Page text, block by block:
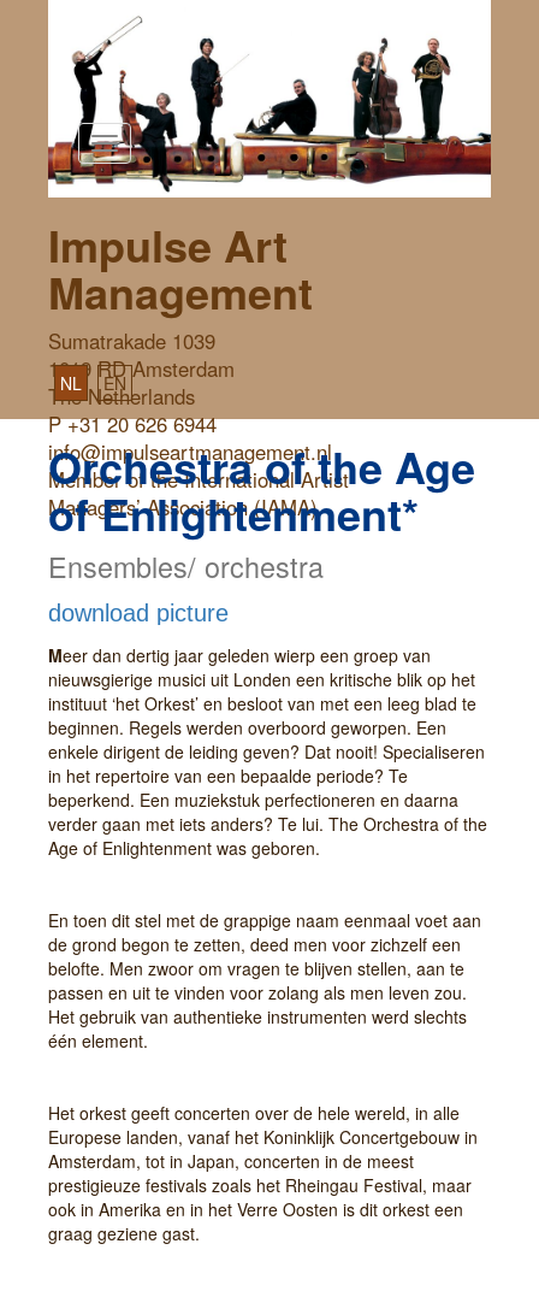
Toggle
navigation
Impulse Art
Management
Sumatrakade 1039
1019 RD Amsterdam
The Netherlands
P +31 20 626 6944
info@impulseartmanagement.nl
Member of the International Artist
Managers’ Association (IAMA)
NL EN
Orchestra of the Age
of Enlightenment*
Ensembles/ orchestra
download picture
Meer dan dertig jaar geleden wierp een groep van
nieuwsgierige musici uit Londen een kritische blik op het
instituut ‘het Orkest’ en besloot van met een leeg blad te
beginnen. Regels werden overboord geworpen. Een
enkele dirigent de leiding geven? Dat nooit! Specialiseren
in het repertoire van een bepaalde periode? Te
beperkend. Een muziekstuk perfectioneren en daarna
verder gaan met iets anders? Te lui. The Orchestra of the
Age of Enlightenment was geboren.
En toen dit stel met de grappige naam eenmaal voet aan
de grond begon te zetten, deed men voor zichzelf een
belofte. Men zwoor om vragen te blijven stellen, aan te
passen en uit te vinden voor zolang als men leven zou.
Het gebruik van authentieke instrumenten werd slechts
één element.
Het orkest geeft concerten over de hele wereld, in alle
Europese landen, vanaf het Koninklijk Concertgebouw in
Amsterdam, tot in Japan, concerten in de meest
prestigieuze festivals zoals het Rheingau Festival, maar
ook in Amerika en in het Verre Oosten is dit orkest een
graag geziene gast.